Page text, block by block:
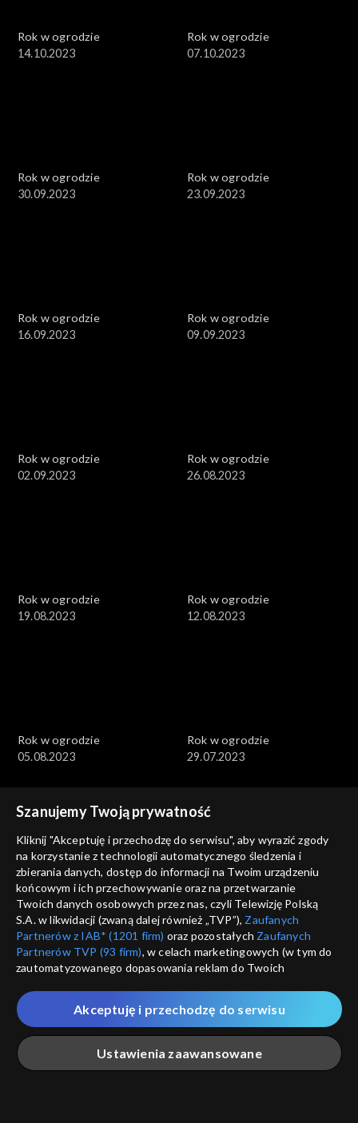
Rok w ogrodzie
14.10.2023
Rok w ogrodzie
07.10.2023
Rok w ogrodzie
30.09.2023
Rok w ogrodzie
23.09.2023
Rok w ogrodzie
16.09.2023
Rok w ogrodzie
09.09.2023
Rok w ogrodzie
02.09.2023
Rok w ogrodzie
26.08.2023
Rok w ogrodzie
19.08.2023
Rok w ogrodzie
12.08.2023
Rok w ogrodzie
05.08.2023
Rok w ogrodzie
29.07.2023
Rok w ogrodzie
22.07.2023
Rok w ogrodzie
15.07.2023
Rok w ogrodzie
08.07.2023
Rok w ogrodzie
01.07.2023
Szanujemy Twoją prywatność
Kliknij "Akceptuję i przechodzę do serwisu", aby wyrazić zgody
na korzystanie z technologii automatycznego śledzenia i
zbierania danych, dostęp do informacji na Twoim urządzeniu
końcowym i ich przechowywanie oraz na przetwarzanie
Twoich danych osobowych przez nas, czyli Telewizję Polską
S.A. w likwidacji (zwaną dalej również „TVP”), Zaufanych
Partnerów z IAB* (1201 firm) oraz pozostałych Zaufanych
Partnerów TVP (93 firm), w celach marketingowych (w tym do
zautomatyzowanego dopasowania reklam do Twoich
które wskazujemy poniżej, a także zgody na udostępnianie
przez nas identyfikatora PPID do Google.
Twoje dane osobowe zbierane podczas odwiedzania przez
Ciebie naszych
poszczególnych serwisówzwanych dalej
„Portalem”, w tym informacje zapisywane za pomocą
Ustawienia zaawansowane
Akceptuję i przechodzę do serwisu